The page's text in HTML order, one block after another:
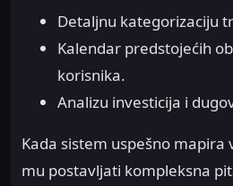
Detaljnu kategorizaciju
Kalendar predstojećih
korisnika.
Analizu investicija i
Kada sistem uspešno mapira
mu postavljati kompleksna